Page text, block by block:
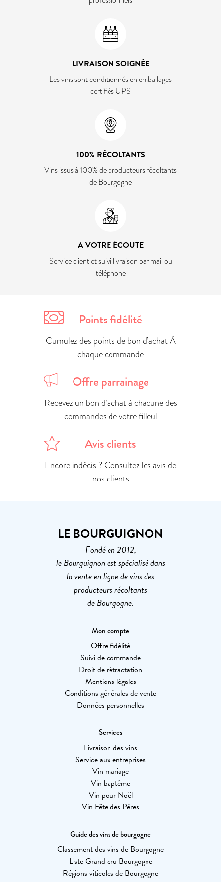
LIVRAISON SOIGNÉE
Les vins sont conditionnés en emballages
certifiés UPS
100% RÉCOLTANTS
Vins issus à 100% de producteurs récoltants
de Bourgogne
A VOTRE ÉCOUTE
Service client et suivi livraison par mail ou
téléphone
Points fidélité
Cumulez des points de bon d’achat À
chaque commande
Offre parrainage
Recevez un bon d’achat à chacune des
commandes de votre filleul
Avis clients
Encore indécis ? Consultez les avis de
nos clients
LE BOURGUIGNON
Fondé en 2012,
le Bourguignon est spécialisé dans
la vente en ligne de vins des
producteurs récoltants
de Bourgogne.
Mon compte
Offre fidélité
Suivi de commande
Droit de rétractation
Mentions légales
Conditions générales de vente
Données personnelles
Services
Livraison des vins
Service aux entreprises
Vin mariage
Vin baptême
Vin pour Noël
Vin Fête des Pères
Guide des vins de bourgogne
Classement des vins de Bourgogne
Liste Grand cru Bourgogne
Régions viticoles de Bourgogne